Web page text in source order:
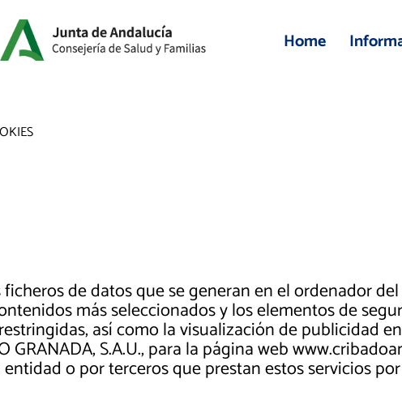
Home
de datos que se generan en el ordenador
más seleccionados y los elementos de
así como la visualización de publicidad
GRANADA, S.A.U., para la página web
o por terceros que prestan estos servicios